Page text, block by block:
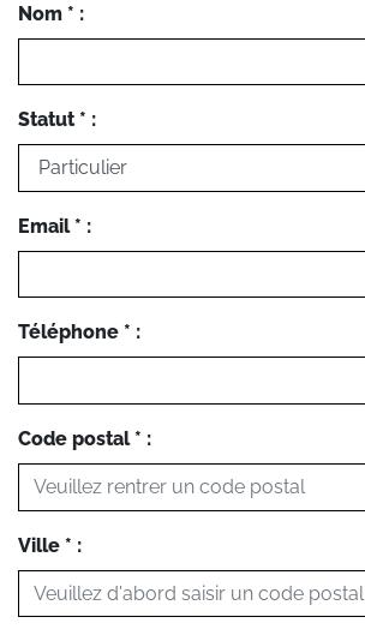
Nom * :
Statut * :
Email * :
Téléphone * :
Code postal * :
Ville * :